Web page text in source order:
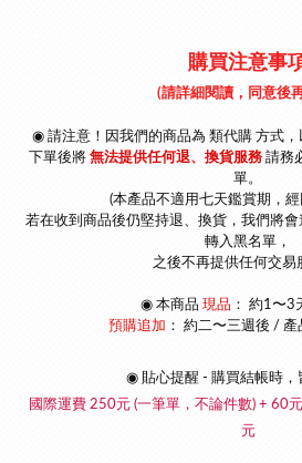
購買注意事
(請詳細閱讀，同意後
◉ 請注意！因我們的商品為 類代購 方式，
下單後將 無法提供任何退、換貨服務 請務
單。
(本產品不適用七天鑑賞期，經
若在收到商品後仍堅持退、換貨，我們將
轉入黑名單，
之後不再提供任何交易
◉ 本商品 現品 ： 約1〜3
預購追加 ： 約二〜三週後 / 產
◉ 貼心提醒 - 購買結帳時，
國際運費 250元 (一筆單，不論件數) + 60
元